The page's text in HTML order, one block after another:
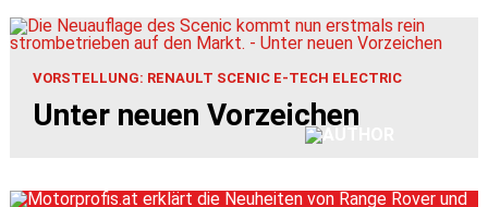
VORSTELLUNG: RENAULT SCENIC E-TECH ELECTRIC
Unter neuen Vorzeichen